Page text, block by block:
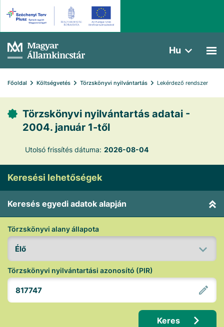
Hu
Főoldal Költségvetés Törzskönyvi nyilvántartás Lekérdező rendszer
Törzskönyvi nyilvántartás adatai -
2004. január 1-től
Utolsó frissítés dátuma: 2026-08-04
Keresési lehetőségek
Keresés egyedi adatok alapján
Törzskönyvi alany állapota
Törzskönyvi nyilvántartási azonosító (PIR)
Keres